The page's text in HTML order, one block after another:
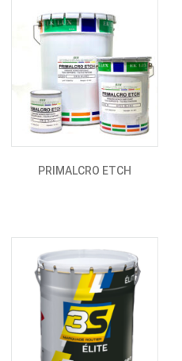
PRIMALCRO ETCH